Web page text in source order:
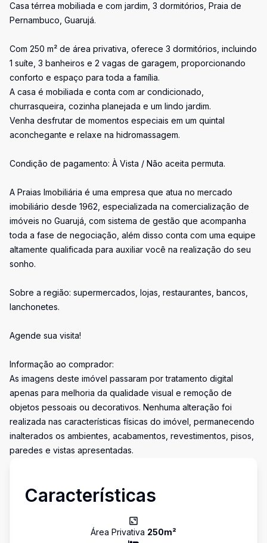
Casa térrea mobiliada e com jardim, 3 dormitórios, Praia de
Pernambuco, Guarujá.
Com 250 m² de área privativa, oferece 3 dormitórios, incluindo
1 suíte, 3 banheiros e 2 vagas de garagem, proporcionando
conforto e espaço para toda a família.
A casa é mobiliada e conta com ar condicionado,
churrasqueira, cozinha planejada e um lindo jardim.
Venha desfrutar de momentos especiais em um quintal
aconchegante e relaxe na hidromassagem.
Condição de pagamento: À Vista / Não aceita permuta.
A Praias Imobiliária é uma empresa que atua no mercado
imobiliário desde 1962, especializada na comercialização de
imóveis no Guarujá, com sistema de gestão que acompanha
toda a fase de negociação, além disso conta com uma equipe
altamente qualificada para auxiliar você na realização do seu
sonho.
Sobre a região: supermercados, lojas, restaurantes, bancos,
lanchonetes.
Agende sua visita!
Informação ao comprador:
As imagens deste imóvel passaram por tratamento digital
apenas para melhoria da qualidade visual e remoção de
objetos pessoais ou decorativos. Nenhuma alteração foi
realizada nas características físicas do imóvel, permanecendo
inalterados os ambientes, acabamentos, revestimentos, pisos,
paredes e vistas apresentadas.
Características
Área Privativa 250m²